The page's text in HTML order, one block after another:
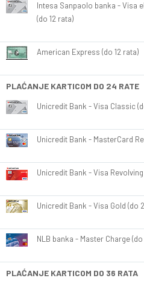
Intesa Sanpaolo banka - Visa
(do 12 rata)
American Express (do 12 rata)
PLAĆANJE KARTICOM DO 24 RATE
Unicredit Bank - Visa Classic
Unicredit Bank - MasterCard
Unicredit Bank - Visa
Unicredit Bank - Visa Gold (do
NLB banka - Master Charge
PLAĆANJE KARTICOM DO 36 RATA